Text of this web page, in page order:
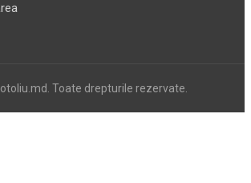
Toate drepturile rezervate.